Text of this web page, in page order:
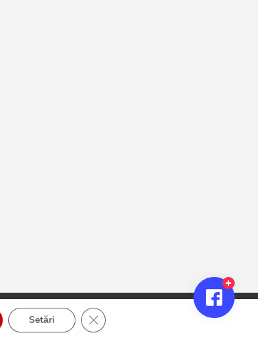
Setări Close GDPR Cookie Banner